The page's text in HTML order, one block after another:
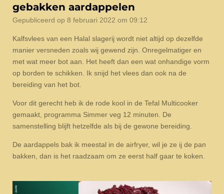
gebakken aardappelen
Gepubliceerd op 8 februari 2022 om 09:12
Kalfsvlees van een Halal slagerij wordt niet altijd op dezelfde
manier versneden zoals wij gewend zijn. Onregelmatiger en
met wat meer bot aan. Het heeft dan een wat onhandige vorm
op borden te schikken. Ik snijd het vlees dan ook na de
bereiding van het bot.
Voor dit gerecht heb ik de rode kool in de Tefal Multicooker
gemaakt, programma Simmer veg 12 minuten. De
samenstelling blijft hetzelfde als bij de gewone bereiding.
De aardappels bak ik meestal in de airfryer, wil je ze ij de pan
bakken, dan is het raadzaam om ze eerst half gaar te koken.